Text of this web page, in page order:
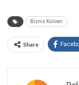
Bisnis Kuliner
Share